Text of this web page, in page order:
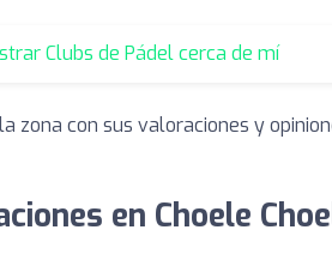
Clubs de Pádel cerca de mí
zona con sus valoraciones y
en Choele